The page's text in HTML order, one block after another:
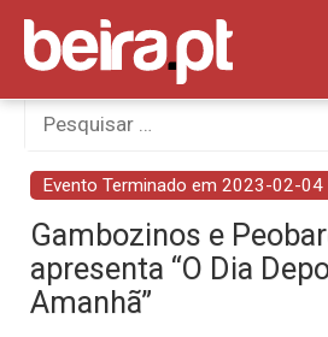
Skip
content
Procurar
por:
Evento Terminado em 2023-02-04
Gambozinos e
apresenta “O Dia
Amanhã”